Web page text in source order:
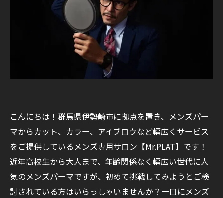
こんにちは！群馬県伊勢崎市に拠点を置き、メンズパー
マからカット、カラー、アイブロウなど幅広くサービス
をご提供しているメンズ専用サロン【Mr.PLAT】です！
近年高校生から大人まで、年齢関係なく幅広い世代に人
気のメンズパーマですが、初めて挑戦してみようとご検
討されている方はいらっしゃいませんか？一口にメンズ